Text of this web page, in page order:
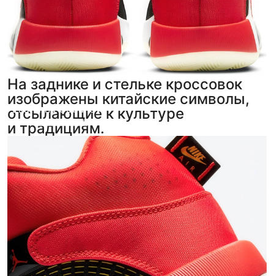
На заднике и стельке кроссовок
изображены китайские символы,
отсылающие к культуре
и традициям.
Ekaterina Coba, 5
фотоиз отзыва